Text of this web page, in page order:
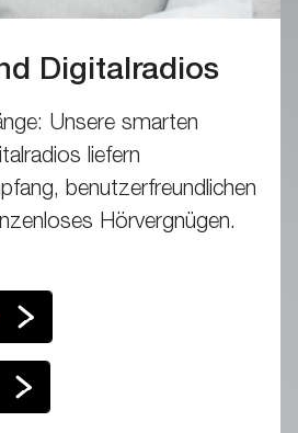
Digitalradios
Unsere smarten
liefern
benutzerfreundlichen
Hörvergnügen.